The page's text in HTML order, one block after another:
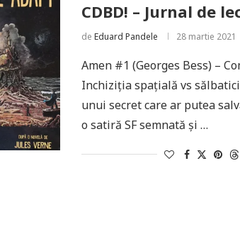
CDBD! – Jurnal de
de Eduard Pandele 28 martie 2021
Amen #1 (Georges Bess) –
Inchiziția spațială vs
unui secret care ar putea
o satiră SF semnată și …